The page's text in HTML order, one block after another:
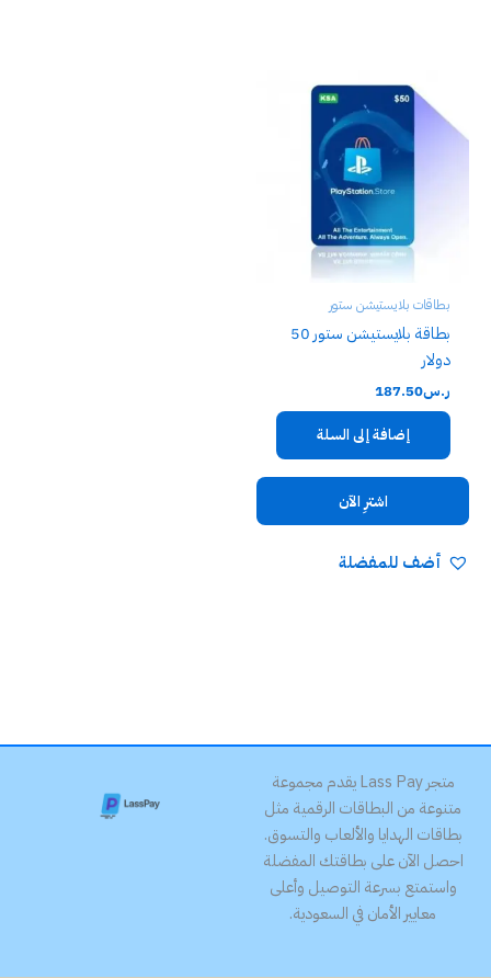
بطاقات بلايستيشن ستور
بطاقة بلايستيشن ستور 50
دولار
ر.س187.50
إضافة إلى السلة
اشترِ الآن
أضف للمفضلة
متجر Lass Pay يقدم مجموعة
متنوعة من البطاقات الرقمية مثل
بطاقات الهدايا والألعاب والتسوق.
احصل الآن على بطاقتك المفضلة
واستمتع بسرعة التوصيل وأعلى
معايير الأمان في السعودية.